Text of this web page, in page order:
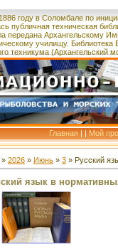
году в Соломбале по
публичная техническая
переданаАрхангельскому
училищу. Библиотека
техникума (Архангельский
Главная | | Мой
» 2026 » Июнь » 3 » Русский
язык в